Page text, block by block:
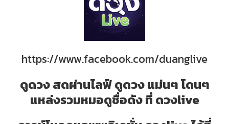
https://www.facebook.com/duanglive
ดูดวง สดผ่านไลฟ์ ดูดวง แม่นๆ โดนๆ
แหล่งรวมหมอดูชื่อดัง ที่ ดวงlive